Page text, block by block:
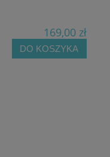
169,00 zł
DO KOSZYKA